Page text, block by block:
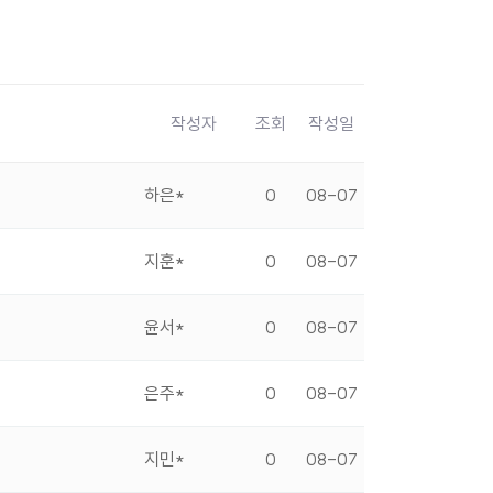
작성자 조회 작성일
하은* 0 08-07
지훈* 0 08-07
윤서* 0 08-07
은주* 0 08-07
지민* 0 08-07